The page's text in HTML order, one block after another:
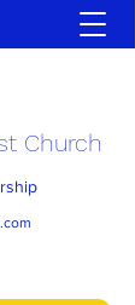
Church